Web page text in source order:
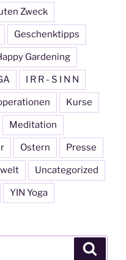
Zweck
Geschenktipps
Gardening
I R R - S I N N
Kurse
Meditation
Ostern Presse
Uncategorized
YIN Yoga